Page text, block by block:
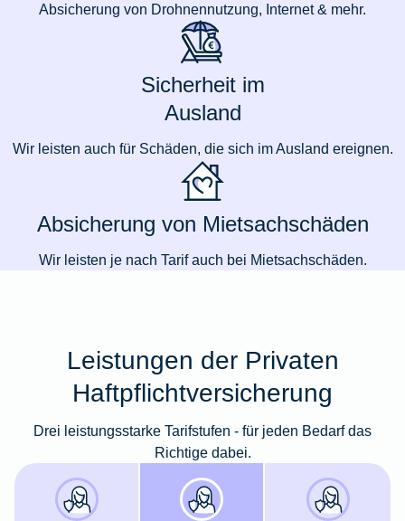
Absicherung von Drohnennutzung, Internet & mehr.
Sicherheit im
Ausland
Wir leisten auch für Schäden, die sich im Ausland ereignen.
Absicherung von Mietsachschäden
Wir leisten je nach Tarif auch bei Mietsachschäden.
Leistungen der Privaten
Haftpflichtversicherung
Drei leistungsstarke Tarifstufen - für jeden Bedarf das
Richtige dabei.